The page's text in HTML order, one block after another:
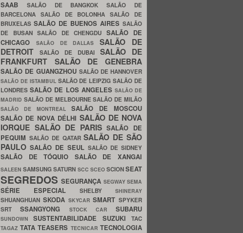
SAAB SALÃO DE BANGKOKSALÃO DE
BARCELONA SALÃO DE BOLONHASALÃO DE
BRUXELAS SALÃO DE BUENOS AIRES SALÃO
DE BUSAN SALÃO DE CHENGDU SALÃO DE
CHICAGO
SALÃO DE DALLASSALÃO DE
DETROIT
SALÃO DE DUBAI SALÃO DE
FRANKFURT SALÃO DE GENEBRA
SALÃO DE GUANGZHOU SALÃO DE HANNOVER
SALÃO DE ISTAMBUL SALÃO DE LEIPZIGSALÃO DE
LONDRESSALÃO DE LOS ANGELES SALÃO DE
MADRID SALÃO DE MELBOURNESALÃO DE MILÃO
SALÃO DE MONTREAL SALÃO DE MOSCOU
SALÃO DE NOVA DÉLHI SALÃO DE NOVA
IORQUE SALÃO DE PARISSALÃO DE
PEQUIM SALÃO DE QATARSALÃO DE SÃO
PAULO SALÃO DE SEUL SALÃO DE SIDNEY
SALÃO DE TÓQUIO SALÃO DE XANGAI
SALEENSAMSUNGSATURN SCC SCEO SCIONSEAT
SEGREDOSSEGURANÇA SEGWAYSEMA
SÉRIE ESPECIAL SHELBY SHINERAY
SHUANGHUAN SKODA SKYCARSMART SPYKER
SRTSSANGYONG STOCK CAR SUBARU
SUNDOWNSUSTENTABILIDADE SUZUKITAC
TAGAZ TATA TEASERS TECNICAR TECNOLOGIA